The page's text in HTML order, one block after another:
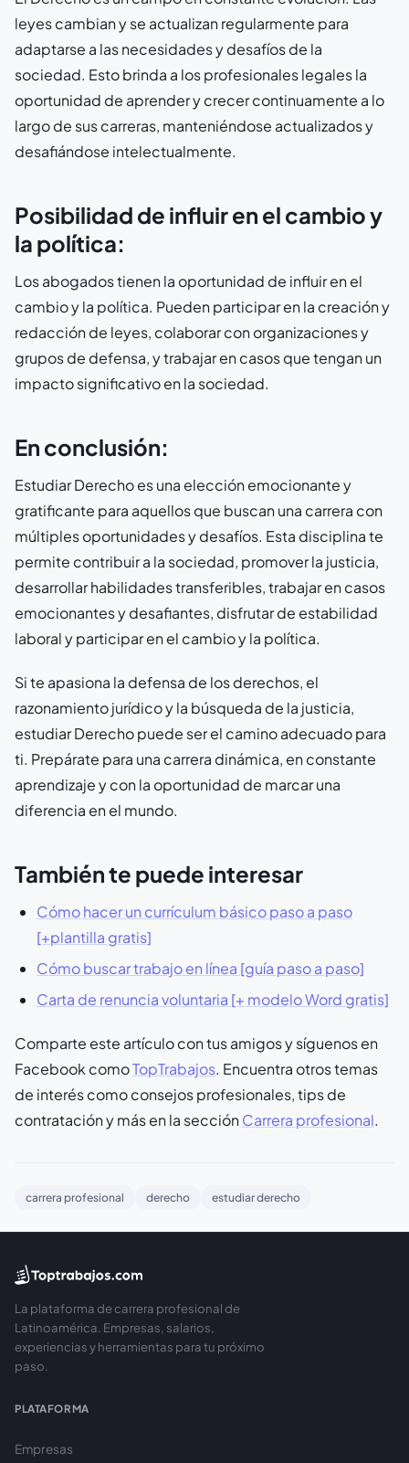
leyes cambian y se actualizan regularmente para
adaptarse a las necesidades y desafíos de la
sociedad. Esto brinda a los profesionales legales la
oportunidad de aprender y crecer continuamente a lo
largo de sus carreras, manteniéndose actualizados y
desafiándose intelectualmente.
Posibilidad de influir en el cambio y
la política:
Los abogados tienen la oportunidad de influir en el
cambio y la política. Pueden participar en la creación y
redacción de leyes, colaborar con organizaciones y
grupos de defensa, y trabajar en casos que tengan un
impacto significativo en la sociedad.
En conclusión:
Estudiar Derecho es una elección emocionante y
gratificante para aquellos que buscan una carrera con
múltiples oportunidades y desafíos. Esta disciplina te
permite contribuir a la sociedad, promover la justicia,
desarrollar habilidades transferibles, trabajar en casos
emocionantes y desafiantes, disfrutar de estabilidad
laboral y participar en el cambio y la política.
Si te apasiona la defensa de los derechos, el
razonamiento jurídico y la búsqueda de la justicia,
estudiar Derecho puede ser el camino adecuado para
ti. Prepárate para una carrera dinámica, en constante
aprendizaje y con la oportunidad de marcar una
diferencia en el mundo.
También te puede interesar
Cómo hacer un currículum básico paso a paso
[+plantilla gratis]
Cómo buscar trabajo en línea [guía paso a paso]
Carta de renuncia voluntaria [+ modelo Word gratis]
Comparte este artículo con tus amigos y síguenos en
Facebook comoTopTrabajos. Encuentra otros temas
de interés como consejos profesionales, tips de
contratación y más en la secciónCarrera profesional.
carrera profesional derecho estudiar derecho
La plataforma de carrera profesional de
Latinoamérica. Empresas, salarios,
experiencias y herramientas para tu próximo
paso.
PLATAFORMA
Empresas